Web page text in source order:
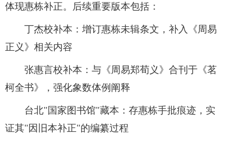
体现惠栋补正。后续重要版本包括：
丁杰校补本：增订惠栋未辑条文，补入《周易
正义》相关内容
张惠言校补本：与《周易郑荀义》合刊于《茗
柯全书》，强化象数体例阐释
台北"国家图书馆"藏本：存惠栋手批痕迹，实
证其"因旧本补正"的编纂过程